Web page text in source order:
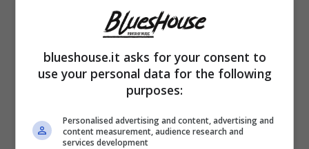
chiudere l’esibizione in bellezza.
la reazione in studio, con diverse persone
che restarono letteralmente a bocca aperta.
Proprio l’anno dopo la caduta, il classe 1973
questo fatto spaventoso della sua carriera,
blueshouse.it asks for your consent to
use your personal data for the following
purposes:
Personalised advertising and content, advertising and
content measurement, audience research and
services development